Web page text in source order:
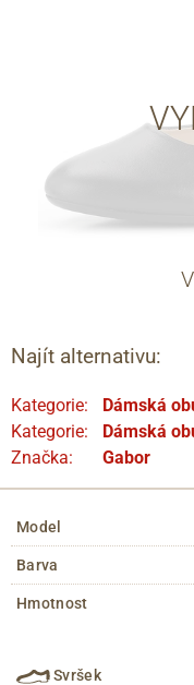
Najít alternativu:
Kategorie:
Dámská
Kategorie:
Dámská
Značka:
Gabor
Model
Barva
Hmotnost
Svršek